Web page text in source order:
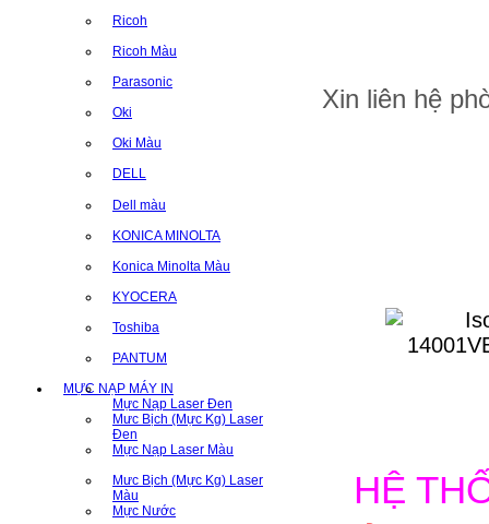
Ricoh
Ricoh Màu
Parasonic
Oki
Oki Màu
DELL
Dell màu
KONICA MINOLTA
Konica Minolta Màu
KYOCERA
Toshiba
PANTUM
MỰC NẠP MÁY IN
Mực Nạp Laser Đen
Mưc Bịch (Mực Kg) Laser
Đen
Mực Nạp Laser Màu
Mưc Bịch (Mực Kg) Laser
Màu
Mực Nước
Xin liên hệ
HỆ